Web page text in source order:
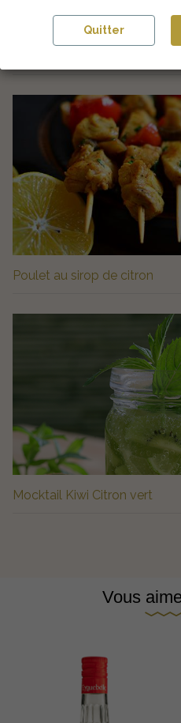
Poulet au sirop de citron
Mocktail Kiwi Citron vert
Vous
Quitter